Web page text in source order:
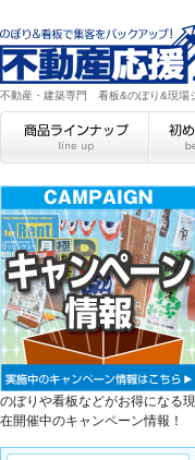
不動産・建築専門 看板&のぼり&現場
のぼりや看板などがお得になる現
在開催中のキャンペーン情報！